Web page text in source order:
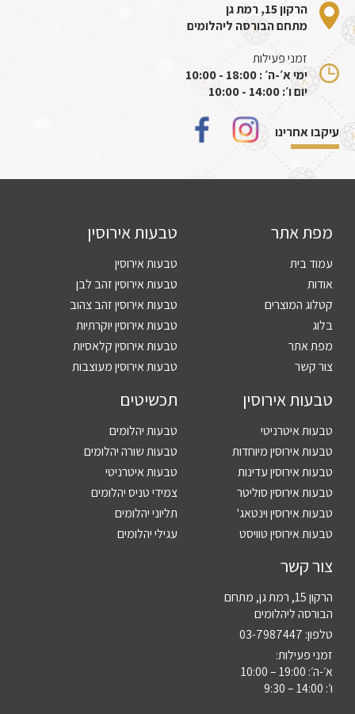
הרקון 15, רמת גן
מתחם הבורסה ליהלומים
זמני פעילות
ימי א׳-ה׳ : 18:00 - 10:00
יום ו׳: 14:00 - 10:00
עיקבו אחרינו
מפת אתר
עמוד בית
אודות
קטלוג המוצרים
בלוג
מפת אתר
צור קשר
טבעות אירוסין
טבעות אירוסין
טבעות אירוסין זהב לבן
טבעות אירוסין זהב צהוב
טבעות אירוסין יוקרתיות
טבעות אירוסין קלאסיות
טבעות אירוסין מעוצבות
טבעות אירוסין
טבעות איטרניטי
טבעות אירוסין מיוחדות
טבעות אירוסין עדינות
טבעות אירוסין סוליטר
טבעות אירוסין וינטאג'
טבעות אירוסין טוויסט
תכשיטים
טבעות יהלומים
טבעות שורה יהלומים
טבעות איטרניטי
צמידי טניס יהלומים
תליוני יהלומים
עגילי יהלומים
צור קשר
הרקון 15, רמת גן, מתחם
הבורסה ליהלומים
טלפון: 03-7987447
זמני פעילות:
א׳-ה׳: 19:00 – 10:00
ו׳: 14:00 – 9:30